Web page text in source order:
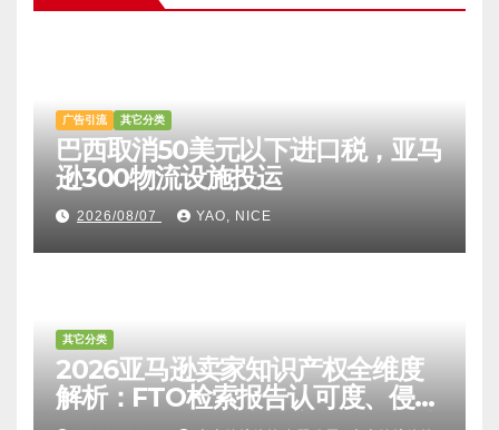
广告引流 其它分类
巴西取消50美元以下进口税，亚马
逊300物流设施投运
2026/08/07 YAO, NICE
其它分类
2026亚马逊卖家知识产权全维度
解析：FTO检索报告认可度、侵权